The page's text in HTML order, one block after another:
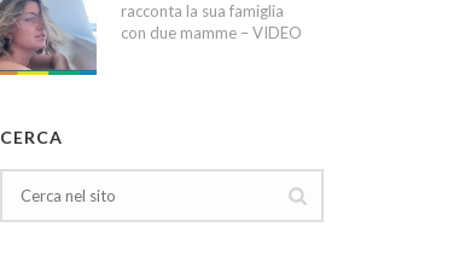
racconta la sua famiglia
con due mamme – VIDEO
CERCA